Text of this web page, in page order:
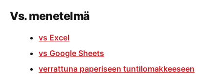
Vs. menetelmä
vs Excel
vs Google Sheets
verrattuna paperiseen tuntilomakkeeseen